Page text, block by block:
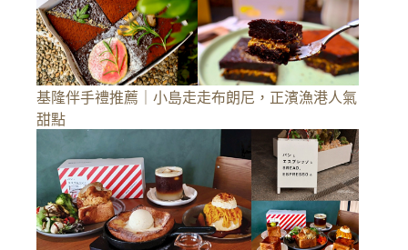
基隆伴手禮推薦｜小島走走布朗尼，正濱漁港人氣
甜點